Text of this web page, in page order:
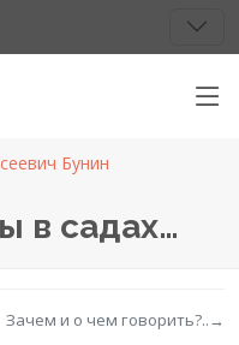
Бунин
в садах…
Зачем и о чем говорить?..→